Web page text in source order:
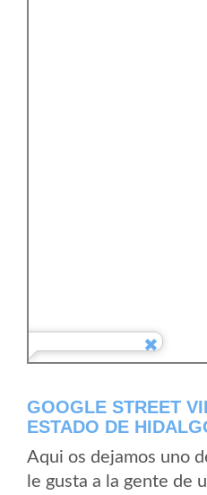
GOOGLE STREET
ESTADO DE
Aqui os dejamos uno
le gusta a la gente de